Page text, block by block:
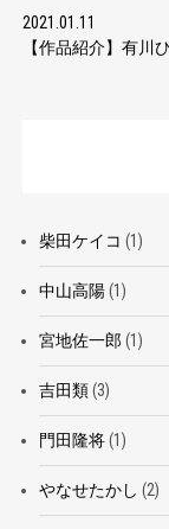
2021.01.11
【作品紹介】有川
柴田ケイコ (1)
中山高陽(1)
宮地佐一郎 (1)
吉田類(3)
門田隆将(1)
やなせたかし (2)